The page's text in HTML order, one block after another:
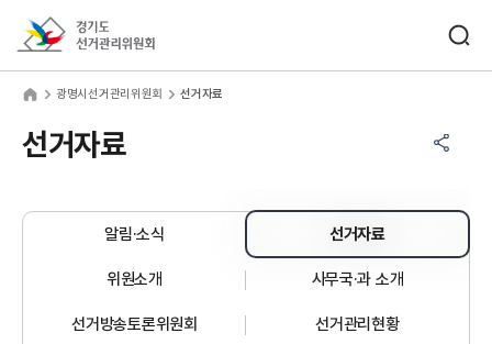
광명시선거관리위원회 선거자료
선거자료
알림·소식 선거자료
위원소개 사무국·과 소개
선거방송토론위원회 선거관리현황